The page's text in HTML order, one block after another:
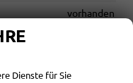
vorhanden
vorhanden
Dienste für Sie